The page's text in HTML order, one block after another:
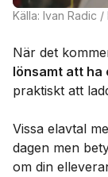
Källa: Ivan Radic /
När det
lönsamt att ha
praktiskt att
Vissa elavtal
dagen men
om din